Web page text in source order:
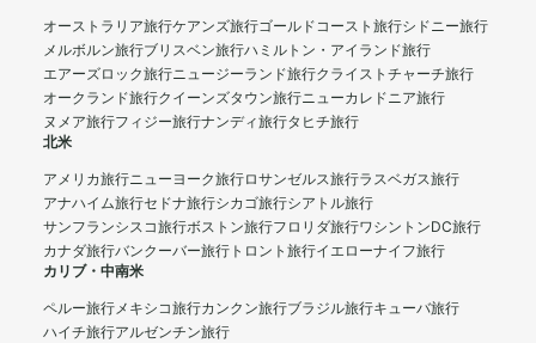
オーストラリア旅行ケアンズ旅行ゴールドコースト旅行シドニー旅行
メルボルン旅行ブリスベン旅行ハミルトン・アイランド旅行
エアーズロック旅行ニュージーランド旅行クライストチャーチ旅行
オークランド旅行クイーンズタウン旅行ニューカレドニア旅行
ヌメア旅行フィジー旅行ナンディ旅行タヒチ旅行
北米
アメリカ旅行ニューヨーク旅行ロサンゼルス旅行ラスベガス旅行
アナハイム旅行セドナ旅行シカゴ旅行シアトル旅行
サンフランシスコ旅行ボストン旅行フロリダ旅行ワシントンDC旅行
カナダ旅行バンクーバー旅行 トロント旅行イエローナイフ旅行
カリブ・中南米
ペルー旅行メキシコ旅行カンクン旅行ブラジル旅行キューバ旅行
ハイチ旅行アルゼンチン旅行